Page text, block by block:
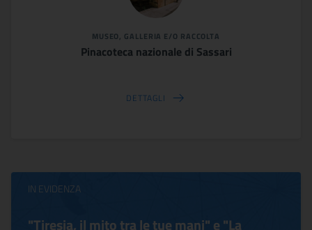
MUSEO, GALLERIA E/O RACCOLTA
Pinacoteca nazionale di Sassari
DETTAGLI
IN EVIDENZA
"Tiresia, il mito tra le tue mani" e "La